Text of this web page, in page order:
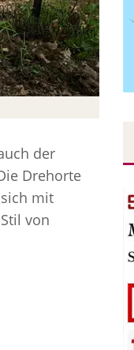
der
Drehorte
mit
von